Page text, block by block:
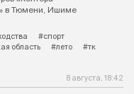
в Тюмени, Ишиме
#спорт
область #лето #тк
8 августа, 18:42